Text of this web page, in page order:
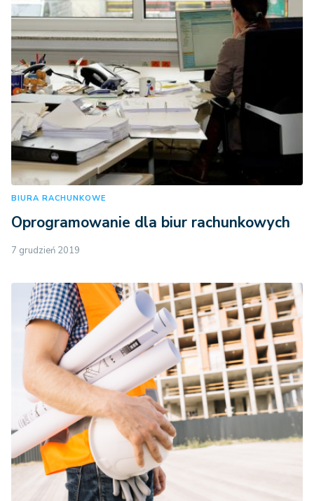
BIURA RACHUNKOWE
Oprogramowanie dla biur rachunkowych
7 grudzień 2019